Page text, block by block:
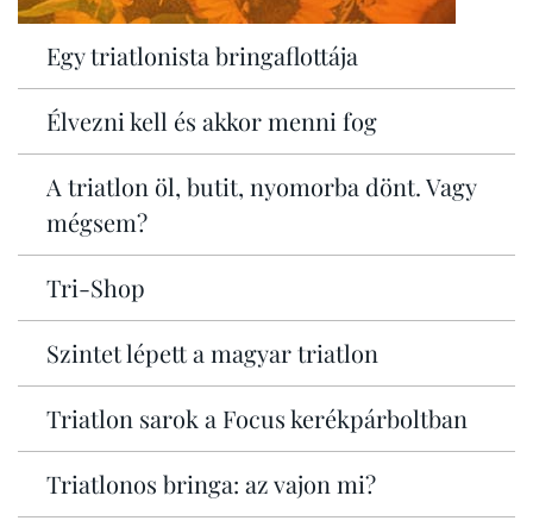
Egy triatlonista bringaflottája
Élvezni kell és akkor menni fog
A triatlon öl, butit, nyomorba dönt. Vagy
mégsem?
Tri-Shop
Szintet lépett a magyar triatlon
Triatlon sarok a Focus kerékpárboltban
Triatlonos bringa: az vajon mi?